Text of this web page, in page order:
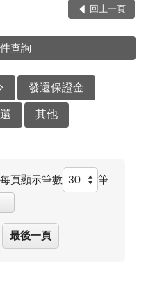
回上一頁
查詢
發還保證金
其他
每頁顯示筆數 筆
最後一頁